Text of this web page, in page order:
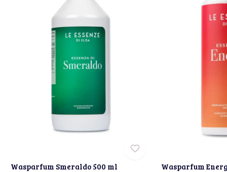
Wasparfum Smeraldo 500 ml
Wasparfum